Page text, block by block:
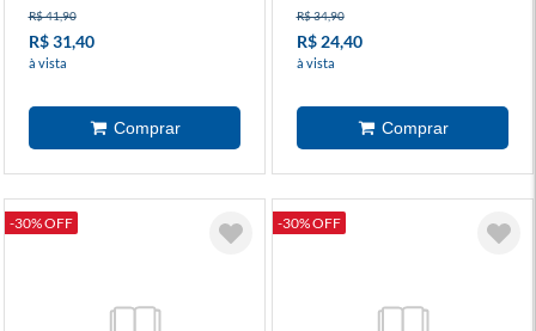
R$ 41,90
R$ 31,40
à vista
R$ 34,90
R$ 24,40
à vista
-30% OFF -30% OFF